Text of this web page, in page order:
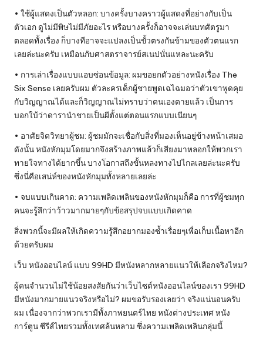
• ใช้ผู้แสดงเป็นตัวหลอก: บางครั้งบางคราวผู้แสดงที่อย่างกับเป็น
ตัวเอก ดูไม่มีพิษไม่มีภัยอะไร หรือบางครั้งก็อาจจะเล่นบทศัตรูมา
ตลอดทั้งเรื่อง ก็บางทีอาจจะแปลงเป็นขั้วตรงกันข้ามของตัวตนแรก
เลยล่ะนะครับ เหมือนกับศาสตราจารย์สเนปนั่นแหละนะครับ
• การเล่าเรื่องแบบแอบซ่อนข้อมูล: ผมขอยกตัวอย่างหนังเรื่อง The
Six Sense เลยครับผม ตัวละครเด็กผู้ชายพูดเฉไฉมอว่าตัวเขาพูดคุย
กับวิญญาณได้และก็วิญญาณไม่ทราบว่าตนเองตายแล้ว เป็นการ
บอกใบ้ว่าดารานำชายเป็นผีตั้งแต่ตอนแรกแบบเนียนๆ
• อาศัยจิตวิทยาผู้ชม: ผู้ชมมักจะเชื่อกับสิ่งที่มองเห็นอยู่ข้างหน้าเสมอ
ดังนั้น หนังหักมุมโดยมากจึงสร้างภาพแล้วก็เสียงมาหลอกให้พวกเรา
ทายใจทางได้ยากขึ้น บางโอกาสถึงขั้นหลงทางไปไกลเลยล่ะนะครับ
ซึ่งนี่คือเสน่ห์ของหนังหักมุมทั้งหลายเลยล่ะ
• จบแบบเกินคาด: ความเพลิดเพลินของหนังหักมุมก็คือ การที่ผู้ชมทุก
คนจะรู้สึกว่าว้าวมากมายๆกับข้อสรุปจบแบบเกิดคาด
สิ่งพวกนี้จะมีผลให้เกิดความรู้สึกอยากมองซ้ำเรื่อยๆเพื่อเก็บเนื้อหาอีก
ด้วยครับผม
เว็บ หนังออนไลน์ แบบ 99HD มีหนังหลากหลายแนวให้เลือกจริงไหม?
ผู้คนจำนวนไม่ใช้น้อยสงสัยกันว่าเว็บไซต์หนังออนไลน์ของเรา 99HD
มีหนังมากมายแนวจริงหรือไม่? ผมขอรับรองเลยว่า จริงแน่นอนครับ
ผม เนื่องจากว่าพวกเรามีทั้งภาพยนตร์ไทย หนังต่างประเทศ หนัง
การ์ตูน ซีรีส์ไทยรวมทั้งเทศล้นหลาม ซึ่งความเพลิดเพลินกลุ่มนี้